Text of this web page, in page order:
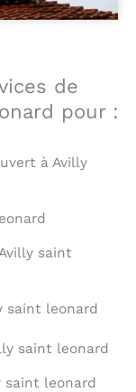
de
pour :
à Avilly
saint
saint leonard
saint leonard
saint leonard